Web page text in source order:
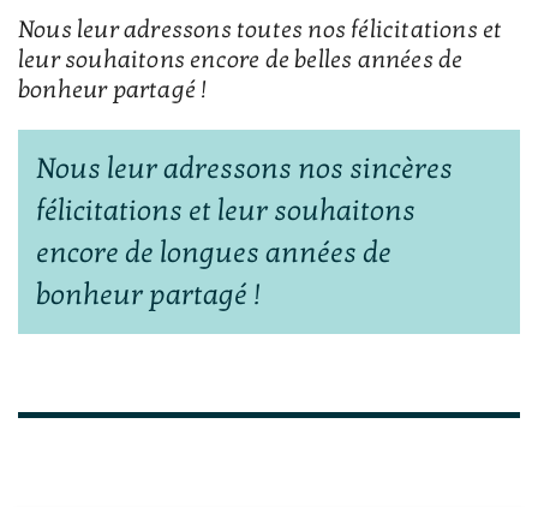
Nous leur adressons toutes nos félicitations et
leur souhaitons encore de belles années de
bonheur partagé !
Nous leur adressons nos sincères
félicitations et leur souhaitons
encore de longues années de
bonheur partagé !